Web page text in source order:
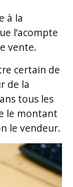
à la
l’acompte
vente.
certain de
de la
tous les
le montant
le vendeur.